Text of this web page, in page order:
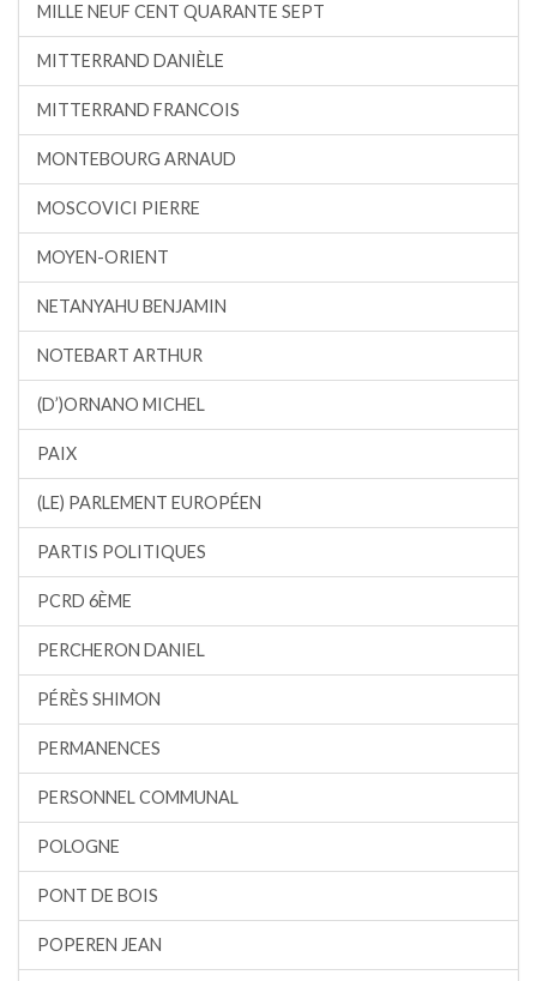
MILLE NEUF CENT QUARANTE SEPT
MITTERRAND DANIÈLE
MITTERRAND FRANCOIS
MONTEBOURG ARNAUD
MOSCOVICI PIERRE
MOYEN-ORIENT
NETANYAHU BENJAMIN
NOTEBART ARTHUR
(D’)ORNANO MICHEL
PAIX
(LE) PARLEMENT EUROPÉEN
PARTIS POLITIQUES
PCRD 6ÈME
PERCHERON DANIEL
PÉRÈS SHIMON
PERMANENCES
PERSONNEL COMMUNAL
POLOGNE
PONT DE BOIS
POPEREN JEAN